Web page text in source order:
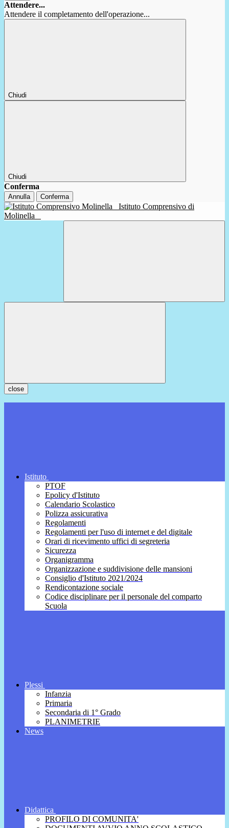
Attendere...
Attendere il completamento dell'operazione...
Chiudi
Chiudi
Conferma
Annulla Conferma
Istituto Comprensivo di
Molinella
close
Istituto
PTOF
Epolicy d'Istituto
Calendario Scolastico
Polizza assicurativa
Regolamenti
Regolamenti per l'uso di internet e del digitale
Orari di ricevimento uffici di segreteria
Sicurezza
Organigramma
Organizzazione e suddivisione delle mansioni
Consiglio d'Istituto 2021/2024
Rendicontazione sociale
Codice disciplinare per il personale del comparto
Scuola
Plessi
Infanzia
Primaria
Secondaria di 1° Grado
PLANIMETRIE
News
Didattica
PROFILO DI COMUNITA'